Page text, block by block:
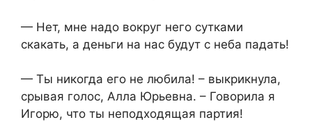
— Нет, мне надо вокруг него сутками
скакать, а деньги на нас будут с неба падать!
— Ты никогда его не любила! – выкрикнула,
срывая голос, Алла Юрьевна. – Говорила я
Игорю, что ты неподходящая партия!